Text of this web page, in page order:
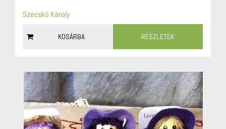
Szecskó Károly
KOSÁRBA RÉSZLETEK